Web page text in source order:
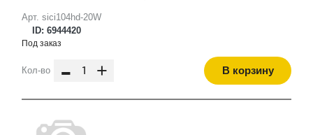
Арт. sici104hd-20W
ID: 6944420
Под заказ
Кол-во - + В корзину